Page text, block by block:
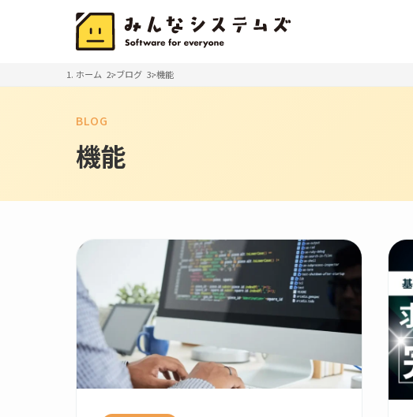
ホーム ブログ 機能
BLOG
機能